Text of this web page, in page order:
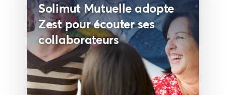
Solimut Mutuelle adopte
Zest pour écouter ses
collaborateurs